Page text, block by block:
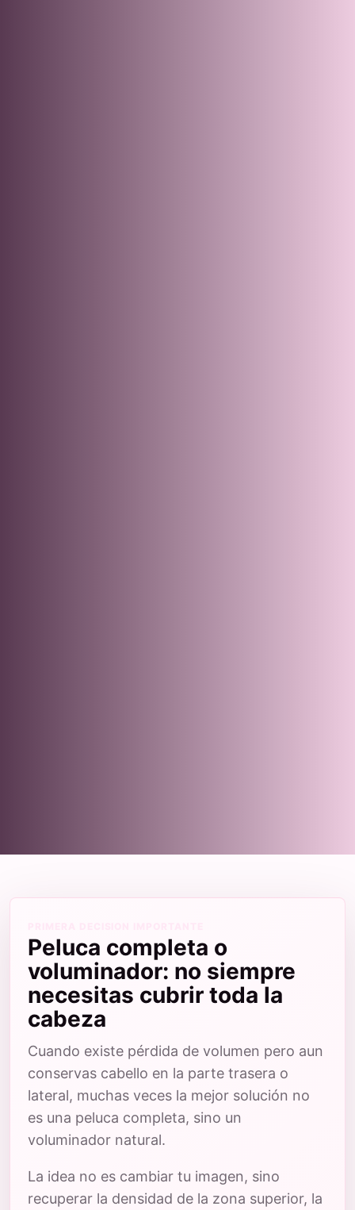
Peluca completa o
voluminador: no siempre
necesitas cubrir toda la
cabeza
Cuando existe pérdida de volumen pero aun
conservas cabello en la parte trasera o
lateral, muchas veces la mejor solución no
es una peluca completa, sino un
voluminador natural.
La idea no es cambiar tu imagen, sino
recuperar la densidad de la zona superior, la